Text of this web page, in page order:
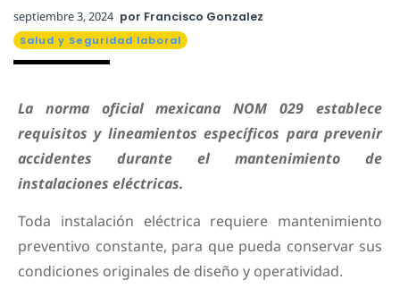
septiembre 3, 2024 por Francisco Gonzalez
Salud y Seguridad laboral
La norma oficial mexicana NOM 029 establece
requisitos y lineamientos específicos para prevenir
accidentes durante el mantenimiento de
instalaciones eléctricas.
Toda instalación eléctrica requiere mantenimiento
preventivo constante, para que pueda conservar sus
condiciones originales de diseño y operatividad.